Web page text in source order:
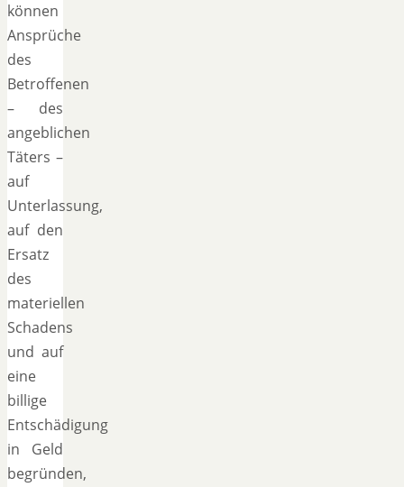
können
Ansprüche
des
Betroffenen
– des
angeblichen
Täters –
auf
Unterlassung,
auf den
Ersatz
des
materiellen
Schadens
und auf
eine
billige
Entschädigung
in Geld
begründen,